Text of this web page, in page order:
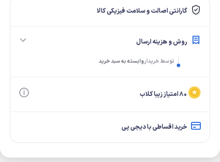
گارانتی اصالت و سلامت فیزیکی کالا
روش و هزینه ارسال
توسط خریداروابسته به سبد خرید
۸۰ امتیاز زیبا کلاب
خرید اقساطی با دیجی پی